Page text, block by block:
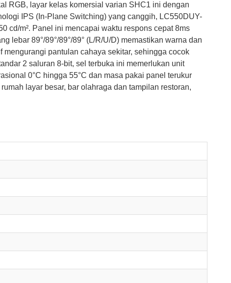
RGB, layar kelas komersial varian SHC1 ini dengan
IPS (In-Plane Switching) yang canggih, LC550DUY-
cd/m². Panel ini mencapai waktu respons cepat 8ms
lebar 89°/89°/89°/89° (L/R/U/D) memastikan warna dan
pantulan cahaya sekitar, sehingga cocok
2 saluran 8-bit, sel terbuka ini memerlukan unit
0°C hingga 55°C dan masa pakai panel terukur
layar besar, bar olahraga dan tampilan restoran,